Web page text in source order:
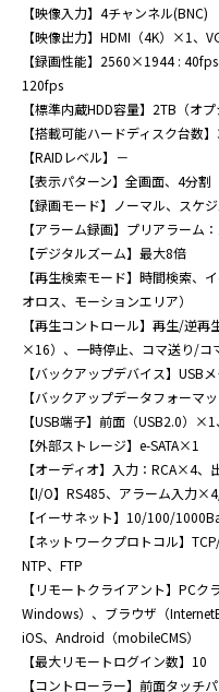
【映像入力】4チャンネル(BNC)
【映像出力】HDMI（4K）×1
【録画性能】2560×1944 :
120fps
【標準内蔵HDD容量】2TB（オ
【搭載可能ハードディスク台数
【RAIDレベル】－
【表示パターン】全画面、4分割
【録画モード】ノーマル、スケ
【アラーム録画】プリアラーム
【デジタルズーム】最大8倍
【再生検索モード】時間検索、
オロス、モーションエリア）
【再生コントロール】再生/逆
×16）、一時停止、コマ送り/コ
【バックアップデバイス】USB
【バックアップデータフォーマ
【USB端子】前面（USB2.0）
【外部ストレージ】e-SATA×1
【オーディオ】入力：RCA×4、
【I/O】RS485、アラーム入力
【イーサネット】10/100/
【ネットワークプロトコル】
NTP、FTP
【リモートクライアント】PCク
Windows）、ブラウザ（
iOS、Android（mobileCMS）
【最大リモートログイン数】10
【コントローラー】前面タッチ